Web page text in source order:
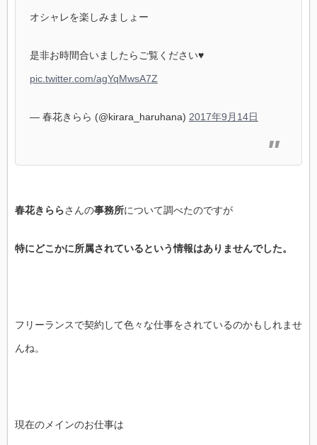
オシャレを楽しみましょー
是非お時間合いましたらご覧ください♥
pic.twitter.com/agYqMwsA7Z
— 春花きらら (@kirara_haruhana) 2017年9月14日
春花きららさんの事務所について調べたのですが
特にどこかに所属されているという情報はありませんでした。
フリーランスで契約して色々な仕事をされているのかもしれませ
んね。
現在のメインのお仕事は